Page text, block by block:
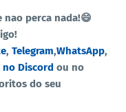
perca nada!😄
, Telegram,WhatsApp,
Discord ou no
do seu